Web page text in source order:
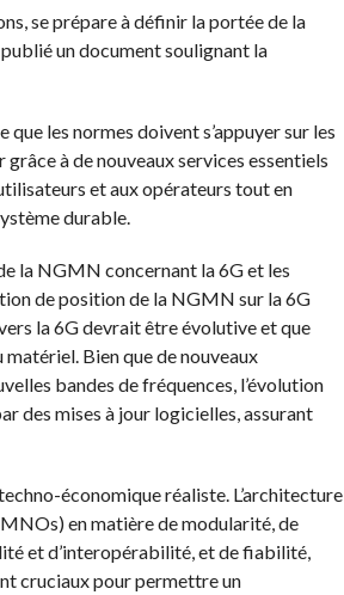
se prépare à définir la portée de la
un document soulignant la
les normes doivent s’appuyer sur les
à de nouveaux services essentiels
et aux opérateurs tout en
durable.
la NGMN concernant la 6G et les
de position de la NGMN sur la 6G
la 6G devrait être évolutive et que
Bien que de nouveaux
bandes de fréquences, l’évolution
des mises à jour logicielles, assurant
économique réaliste. L’architecture
en matière de modularité, de
et d’interopérabilité, et de fiabilité,
cruciaux pour permettre un